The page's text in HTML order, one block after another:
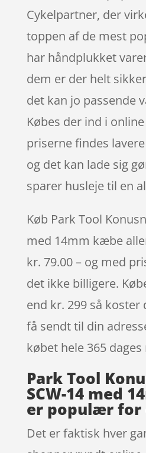
Cykelpartner, der
toppen af de mest
har håndplukket
dem er der helt
det kan jo passende
Købes der ind i
priserne findes
og det kan lade sig
sparer husleje til en
Køb Park Tool
med 14mm kæbe
kr. 79.00 – og med
det ikke billigere.
end kr. 299 så koster
få sendt til din
købet hele 365
Park Tool
SCW-14 med
er populær for
Det er faktisk hver